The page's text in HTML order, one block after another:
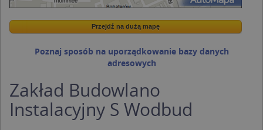
Wstaw tę mapkę na swoją stronę
Przejdź na dużą mapę
Przejdź na dużą mapę
Poznaj sposób na uporządkowanie bazy danych
adresowych
Zakład Budowlano
Instalacyjny S Wodbud